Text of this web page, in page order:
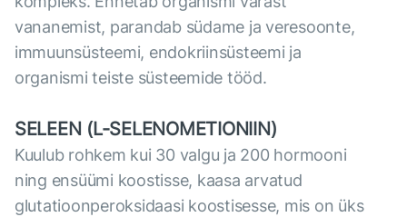
vananemist, parandab südame ja veresoonte,
immuunsüsteemi, endokriinsüsteemi ja
organismi teiste süsteemide tööd.
SELEEN (L-SELENOMETIONIIN)
Kuulub rohkem kui 30 valgu ja 200 hormooni
ning ensüümi koostisse, kaasa arvatud
glutatioonperoksidaasi koostisesse, mis on üks